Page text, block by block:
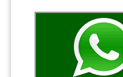
MELAKA(53)